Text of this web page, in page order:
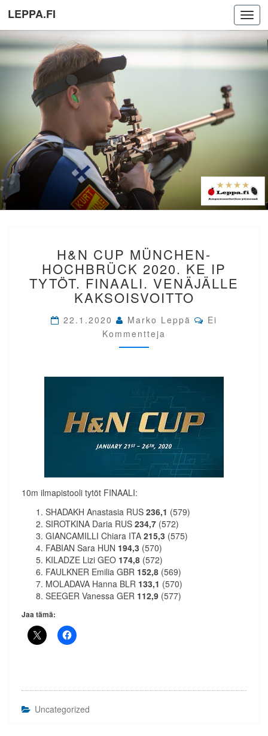
LEPPA.FI
CUP
MÜNCHEN-
HOCHBRÜCK
2020.
KE
TYTÖT.
FINAALI.
VENÄJÄLLE
H&N CUP MÜNCHEN-
HOCHBRÜCK 2020. KE IP
TYTÖT. FINAALI. VENÄJÄLLE
KAKSOISVOITTO
22.1.2020 Marko Leppä Comments
Ei
Kommentteja
10m ilmapistooli tytöt FINAALI:
SHADAKH Anastasia RUS 236,1 (579)
SIROTKINA Daria RUS 234,7 (572)
GIANCAMILLI Chiara ITA 215,3 (575)
FABIAN Sara HUN 194,3 (570)
KILADZE Lizi GEO 174,8 (572)
FAULKNER Emilia GBR 152,8 (569)
MOLADAVA Hanna BLR 133,1 (570)
SEEGER Vanessa GER 112,9 (577)
Jaa tämä:
Uncategorized